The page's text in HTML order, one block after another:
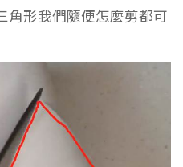
角形我們隨便怎麼剪都可